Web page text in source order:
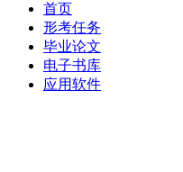
首页
形考任务
毕业论文
电子书库
应用软件